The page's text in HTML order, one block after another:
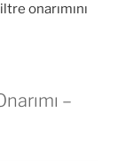
onarımını
–